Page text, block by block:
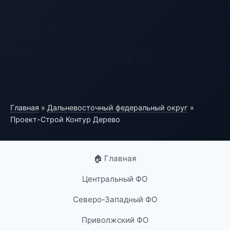
Главная » Дальневосточный федеральный округ »
Проект-Строй Контур Дерево
🏠 Главная
Центральный ФО
Северо-Западный ФО
Приволжский ФО